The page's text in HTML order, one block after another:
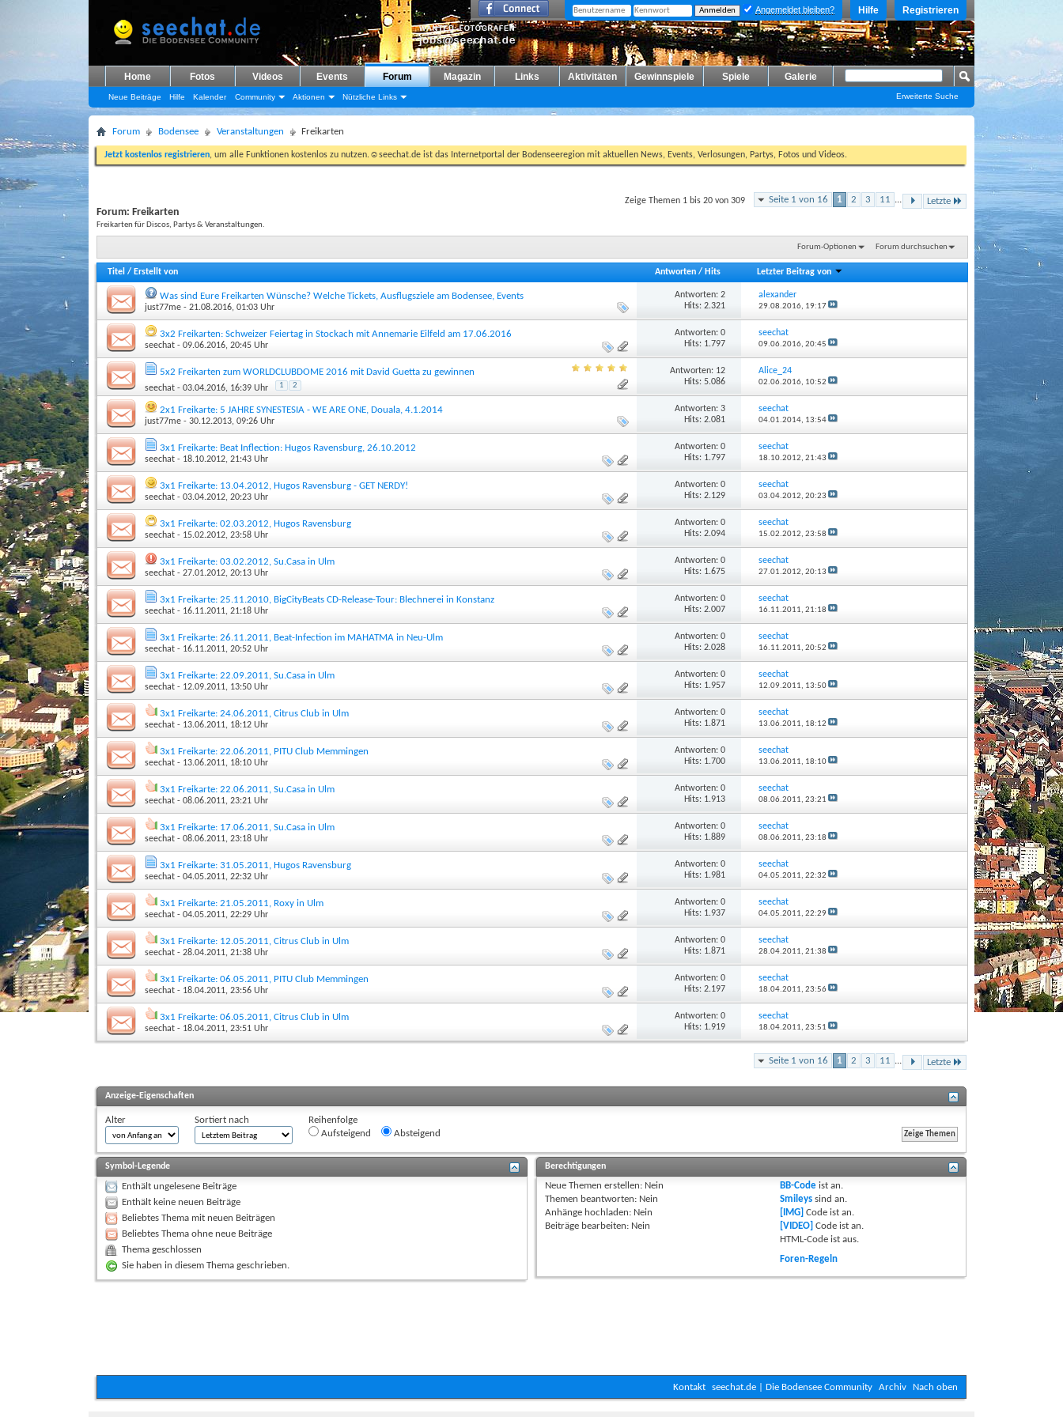
Registrieren
Hilfe
Angemeldet bleiben?
Home Fotos Videos Events Forum
Neue Beiträge Hilfe Kalender Community Aktionen Nützliche Links
Magazin Links Aktivitäten Gewinnspiele Spiele Galerie
Erweiterte Suche
Forum Bodensee Veranstaltungen Freikarten
Jetzt kostenlos registrieren, um alle Funktionen kostenlos zu nutzen.☺seechat.de ist das Internetportal der Bodenseeregion mit aktuellen News, Events, Verlosungen, Partys, Fotos und Videos.
Seite 1 von 16 1 2 3 11 ... Letzte
Zeige Themen 1 bis 20 von 309
Forum: Freikarten
Freikarten für Discos, Partys & Veranstaltungen.
Forum-Optionen Forum durchsuchen
Titel / Erstellt von Antworten / Hits Letzter Beitrag von
Was sind Eure Freikarten Wünsche? Welche Tickets, Ausflugsziele am Bodensee, Events
just77me - 21.08.2016, 01:03 Uhr
Antworten: 2
Hits: 2.321
alexander
29.08.2016, 19:17
3x2 Freikarten: Schweizer Feiertag in Stockach mit Annemarie Eilfeld am 17.06.2016
seechat - 09.06.2016, 20:45 Uhr
Antworten: 0
Hits: 1.797
seechat
09.06.2016, 20:45
5x2 Freikarten zum WORLDCLUBDOME 2016 mit David Guetta zu gewinnen
seechat - 03.04.2016, 16:39 Uhr 1 2
Antworten: 12
Hits: 5.086
Alice_24
02.06.2016, 10:52
2x1 Freikarte: 5 JAHRE SYNESTESIA - WE ARE ONE, Douala, 4.1.2014
just77me - 30.12.2013, 09:26 Uhr
Antworten: 3
Hits: 2.081
seechat
04.01.2014, 13:54
3x1 Freikarte: Beat Inflection: Hugos Ravensburg, 26.10.2012
seechat - 18.10.2012, 21:43 Uhr
Antworten: 0
Hits: 1.797
seechat
18.10.2012, 21:43
3x1 Freikarte: 13.04.2012, Hugos Ravensburg - GET NERDY!
seechat - 03.04.2012, 20:23 Uhr
Antworten: 0
Hits: 2.129
seechat
03.04.2012, 20:23
3x1 Freikarte: 02.03.2012, Hugos Ravensburg
seechat - 15.02.2012, 23:58 Uhr
Antworten: 0
Hits: 2.094
seechat
15.02.2012, 23:58
3x1 Freikarte: 03.02.2012, Su.Casa in Ulm
seechat - 27.01.2012, 20:13 Uhr
Antworten: 0
Hits: 1.675
seechat
27.01.2012, 20:13
3x1 Freikarte: 25.11.2010, BigCityBeats CD-Release-Tour: Blechnerei in Konstanz
seechat - 16.11.2011, 21:18 Uhr
Antworten: 0
Hits: 2.007
seechat
16.11.2011, 21:18
3x1 Freikarte: 26.11.2011, Beat-Infection im MAHATMA in Neu-Ulm
seechat - 16.11.2011, 20:52 Uhr
Antworten: 0
Hits: 2.028
seechat
16.11.2011, 20:52
3x1 Freikarte: 22.09.2011, Su.Casa in Ulm
seechat - 12.09.2011, 13:50 Uhr
Antworten: 0
Hits: 1.957
seechat
12.09.2011, 13:50
3x1 Freikarte: 24.06.2011, Citrus Club in Ulm
seechat - 13.06.2011, 18:12 Uhr
Antworten: 0
Hits: 1.871
seechat
13.06.2011, 18:12
3x1 Freikarte: 22.06.2011, PITU Club Memmingen
seechat - 13.06.2011, 18:10 Uhr
Antworten: 0
Hits: 1.700
seechat
13.06.2011, 18:10
3x1 Freikarte: 22.06.2011, Su.Casa in Ulm
seechat - 08.06.2011, 23:21 Uhr
Antworten: 0
Hits: 1.913
seechat
08.06.2011, 23:21
3x1 Freikarte: 17.06.2011, Su.Casa in Ulm
seechat - 08.06.2011, 23:18 Uhr
Antworten: 0
Hits: 1.889
seechat
08.06.2011, 23:18
3x1 Freikarte: 31.05.2011, Hugos Ravensburg
seechat - 04.05.2011, 22:32 Uhr
Antworten: 0
Hits: 1.981
seechat
04.05.2011, 22:32
3x1 Freikarte: 21.05.2011, Roxy in Ulm
seechat - 04.05.2011, 22:29 Uhr
Antworten: 0
Hits: 1.937
seechat
04.05.2011, 22:29
3x1 Freikarte: 12.05.2011, Citrus Club in Ulm
seechat - 28.04.2011, 21:38 Uhr
Antworten: 0
Hits: 1.871
seechat
28.04.2011, 21:38
3x1 Freikarte: 06.05.2011, PITU Club Memmingen
seechat - 18.04.2011, 23:56 Uhr
Antworten: 0
Hits: 2.197
seechat
18.04.2011, 23:56
3x1 Freikarte: 06.05.2011, Citrus Club in Ulm
seechat - 18.04.2011, 23:51 Uhr
Antworten: 0
Hits: 1.919
seechat
18.04.2011, 23:51
Seite 1 von 16 1 2 3 11 ... Letzte
Anzeige-Eigenschaften
Alter Sortiert nach
Reihenfolge
Aufsteigend
Absteigend
Symbol-Legende
Enthält ungelesene Beiträge
Enthält keine neuen Beiträge
Beliebtes Thema mit neuen Beiträgen
Beliebtes Thema ohne neue Beiträge
Thema geschlossen
Sie haben in diesem Thema geschrieben.
Berechtigungen
Neue Themen erstellen: Nein
Themen beantworten: Nein
Anhänge hochladen: Nein
Beiträge bearbeiten: Nein
BB-Code istan.
Smileys sindan.
[IMG] Code istan.
[VIDEO] Code istan.
HTML-Code istaus.
Foren-Regeln
Kontakt seechat.de | Die Bodensee Community Archiv Nach oben